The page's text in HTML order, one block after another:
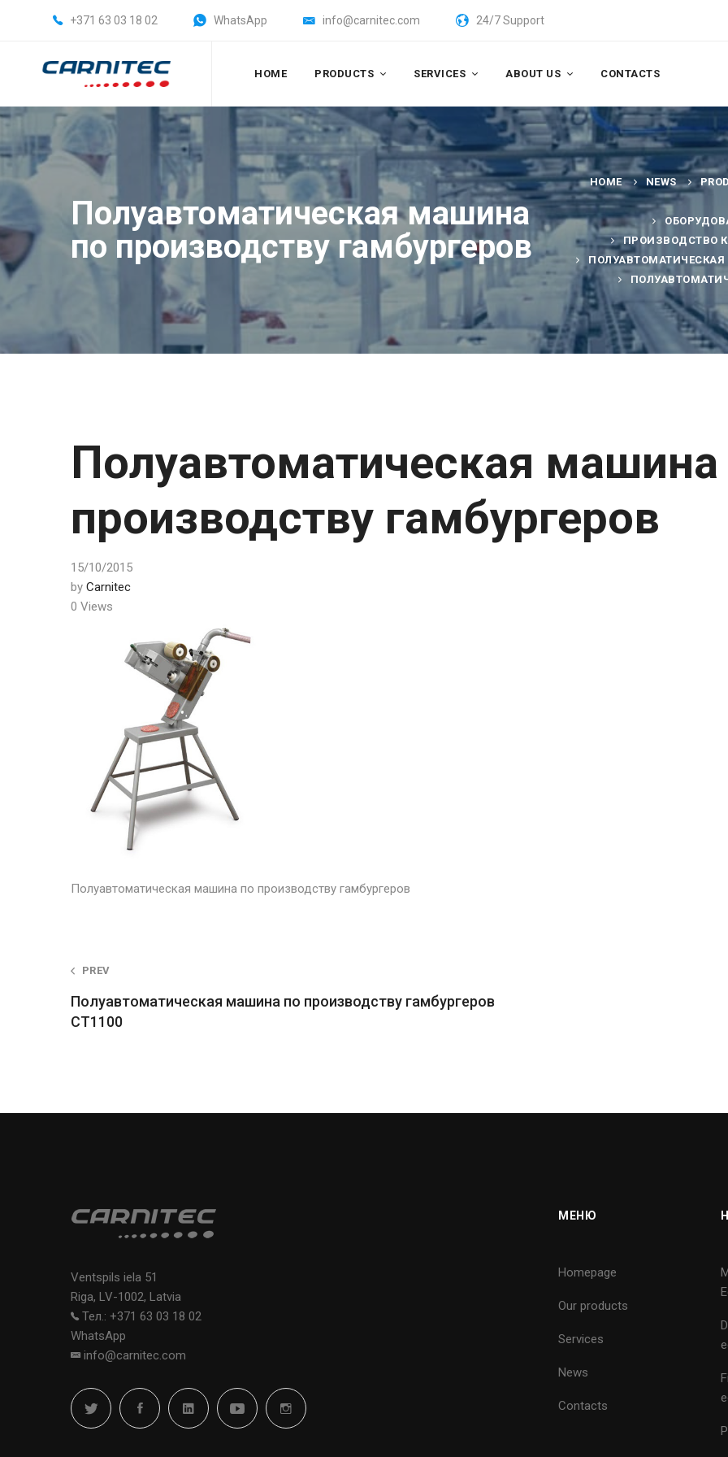
+371 63 03 18 02 WhatsApp info@carnitec.com 24/7 Support
HOME PRODUCTS SERVICES ABOUT US CONTACTS
Полуавтоматическая машина
по производству гамбургеров
HOME NEWS
ПРОИЗВОДСТВО
Полуавтоматическая машина
производству гамбургеров
15/10/2015
by Carnitec
0 Views
Полуавтоматическая машина по производству гамбургеров
Post
navigation
PREV
Полуавтоматическая машина по производству гамбургеров
CT1100
Ventspils iela 51
Riga, LV-1002, Latvia
Тел.: +371 63 03 18 02
WhatsApp
info@carnitec.com
МЕНЮ
Homepage
Our products
Services
News
Contacts